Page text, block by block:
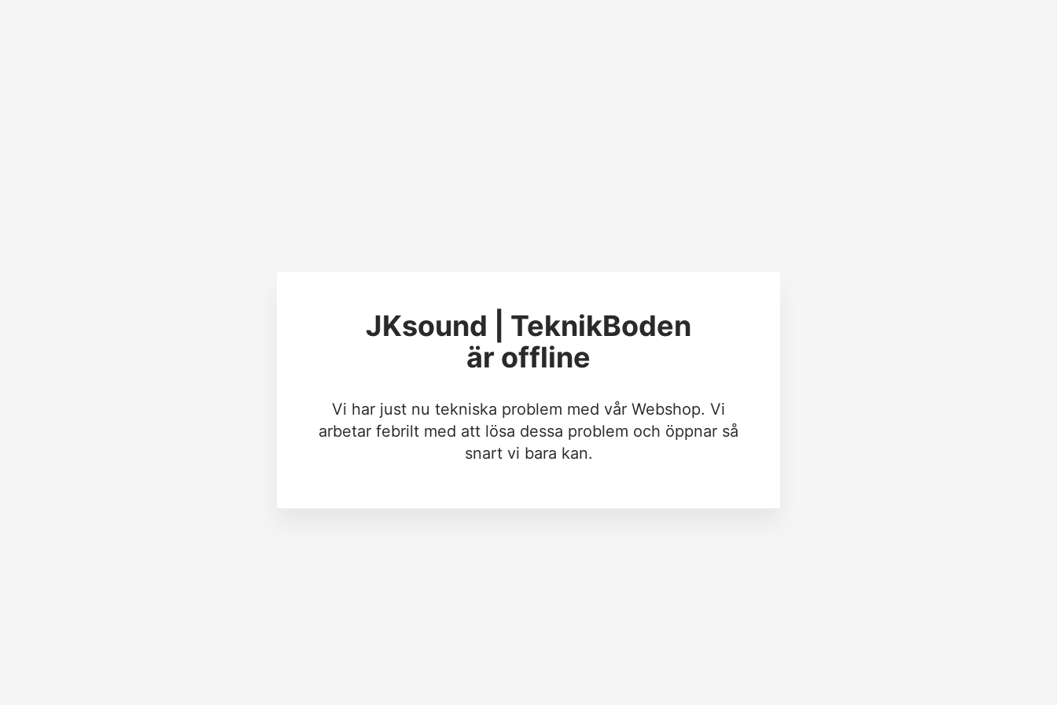
JKsound | TeknikBoden
är offline
Vi har just nu tekniska problem med vår Webshop. Vi
arbetar febrilt med att lösa dessa problem och öppnar så
snart vi bara kan.